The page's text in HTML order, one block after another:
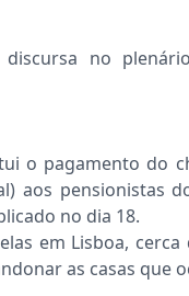
discursa no
o pagamento do
aos pensionistas
no dia 18.
em Lisboa, cerca
as casas que